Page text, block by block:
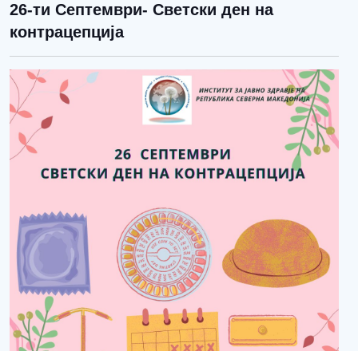
26-ти Септември- Светски ден на
контрацепција